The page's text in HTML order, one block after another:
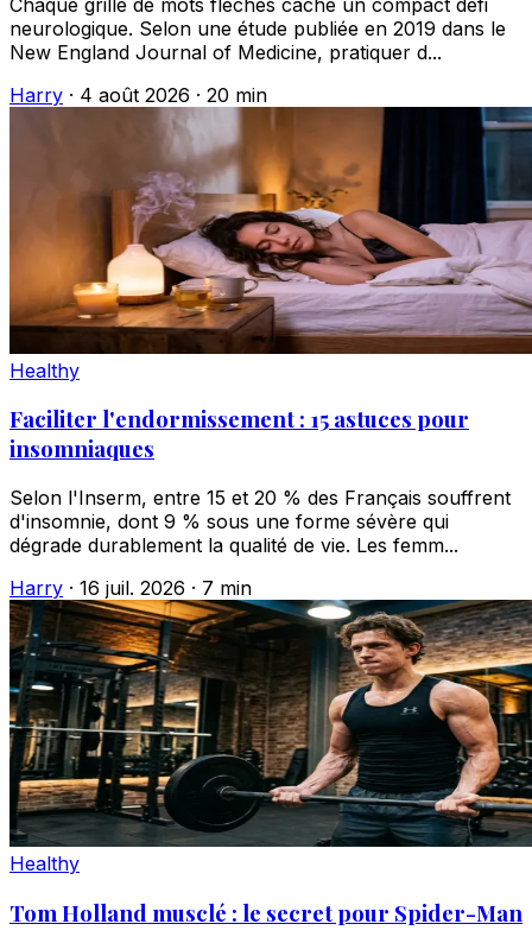
neurologique. Selon une étude publiée en 2019 dans le
New England Journal of Medicine, pratiquer d...
Harry · 4 août 2026 · 20 min
Healthy
Faciliter l'endormissement : 15 astuces pour
insomniaques
Selon l'Inserm, entre 15 et 20 % des Français souffrent
d'insomnie, dont 9 % sous une forme sévère qui
dégrade durablement la qualité de vie. Les femm...
Harry · 16 juil. 2026 · 7 min
Healthy
Tom Holland musclé : le secret pour Spider-Man